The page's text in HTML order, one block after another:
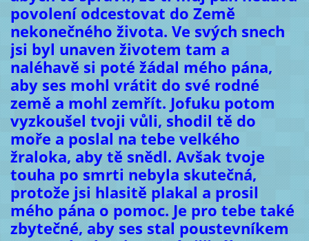
povolení odcestovat do Země
nekonečného života. Ve svých snech
jsi byl unaven životem tam a
naléhavě si poté žádal mého pána,
aby ses mohl vrátit do své rodné
země a mohl zemřít. Jofuku potom
vyzkoušel tvoji vůli, shodil tě do
moře a poslal na tebe velkého
žraloka, aby tě snědl. Avšak tvoje
touha po smrti nebyla skutečná,
protože jsi hlasitě plakal a prosil
mého pána o pomoc. Je pro tebe také
zbytečné, aby ses stal poustevníkem